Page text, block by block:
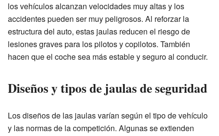
los vehículos alcanzan velocidades muy altas y los
accidentes pueden ser muy peligrosos. Al reforzar la
estructura del auto, estas jaulas reducen el riesgo de
lesiones graves para los pilotos y copilotos. También
hacen que el coche sea más estable y seguro al conducir.
Diseños y tipos de jaulas de seguridad
Los diseños de las jaulas varían según el tipo de vehículo
y las normas de la competición. Algunas se extienden